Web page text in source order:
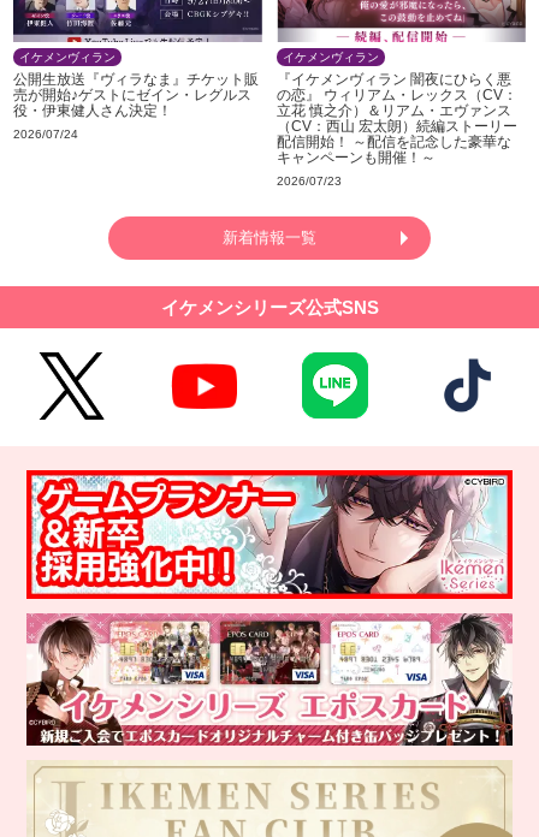
イケメンヴィラン
公開生放送『ヴィラなま』チケット販
売が開始♪ゲストにゼイン・レグルス
役・伊東健人さん決定！
2026/07/24
イケメンヴィラン
『イケメンヴィラン 闇夜にひらく悪
の恋』 ウィリアム・レックス（CV：
立花 慎之介）＆リアム・エヴァンス
（CV：西山 宏太朗）続編ストーリー
配信開始！ ～配信を記念した豪華な
キャンペーンも開催！～
2026/07/23
新着情報一覧
イケメンシリーズ公式SNS